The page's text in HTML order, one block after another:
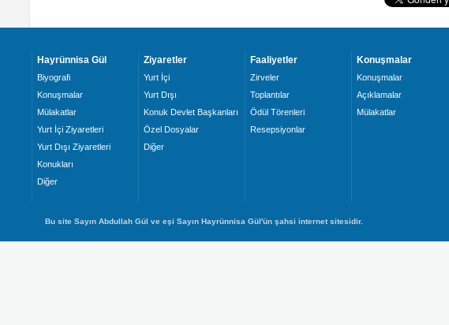
Hayrünnisa Gül
Biyografi
Konuşmalar
Mülakatlar
Yurt İçi Ziyaretleri
Yurt Dışı Ziyaretleri
Konukları
Diğer
Ziyaretler
Yurt İçi
Yurt Dışı
Konuk Devlet Başkanları
Özel Dosyalar
Diğer
Faaliyetler
Zirveler
Toplantılar
Ödül Törenleri
Resepsiyonlar
Konuşmalar
Konuşmalar
Açıklamalar
Mülakatlar
Bu site Sayın Abdullah Gül ve eşi Sayın Hayrünnisa Gül'ün şahsi internet sitesidir.